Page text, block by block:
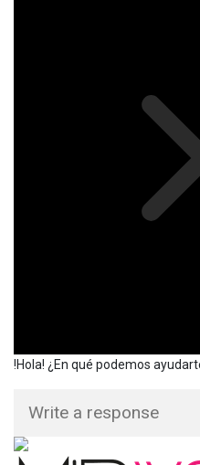
!Hola! ¿En qué podemos